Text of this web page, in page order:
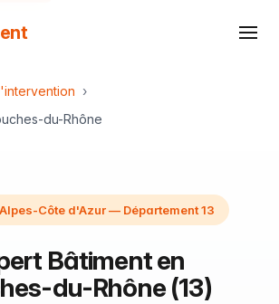
du-Rhône
Côte d'Azur — Département 13
Bâtiment en
du-Rhône (13)